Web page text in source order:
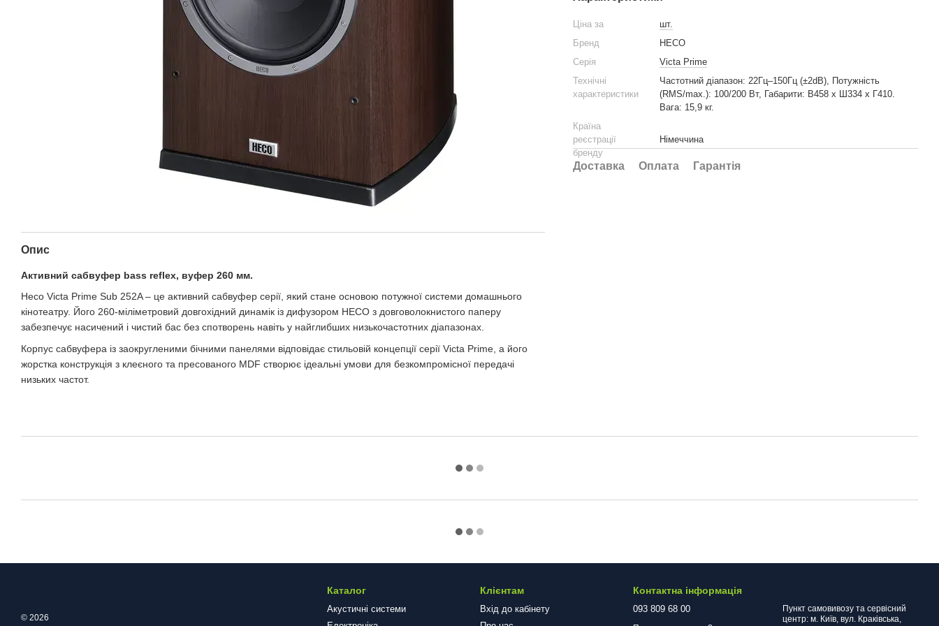
Опис
Активний сабвуфер bass reflex, вуфер 260 мм.
Heco Victa Prime Sub 252A – це активний сабвуфер серії, який стане основою потужної системи домашнього
кінотеатру. Його 260-міліметровий довгохідний динамік із дифузором HECO з довговолокнистого паперу
забезпечує насичений і чистий бас без спотворень навіть у найглибших низькочастотних діапазонах.
Корпус сабвуфера із заокругленими бічними панелями відповідає стильовій концепції серії Victa Prime, а його
жорстка конструкція з клеєного та пресованого MDF створює ідеальні умови для безкомпромісної передачі
низьких частот.
Ціна за
шт.
Бренд
HECO
Серія
Victa Prime
Технічні
характеристики
Частотний діапазон: 22Гц–150Гц (±2dB), Потужність
(RMS/max.): 100/200 Вт, Габарити: В458 x Ш334 x Г410.
Вага: 15,9 кг.
Країна
реєстрації
бренду
Німеччина
Доставка Оплата Гарантія
© 2026
Каталог
Акустичні системи
Клієнтам
Вхід до кабінету
Контактна інформація
093 809 68 00
Пункт самовивозу та сервісний
центр: м. Київ, вул. Краківська,